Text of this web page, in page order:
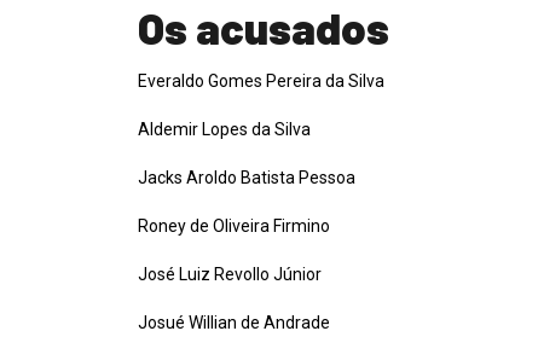
Os acusados
Everaldo Gomes Pereira da Silva
Aldemir Lopes da Silva
Jacks Aroldo Batista Pessoa
Roney de Oliveira Firmino
José Luiz Revollo Júnior
Josué Willian de Andrade